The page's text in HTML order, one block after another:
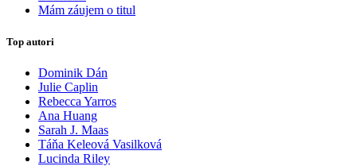
Mám záujem o titul
Top autori
Dominik Dán
Julie Caplin
Rebecca Yarros
Ana Huang
Sarah J. Maas
Táňa Keleová Vasilková
Lucinda Riley